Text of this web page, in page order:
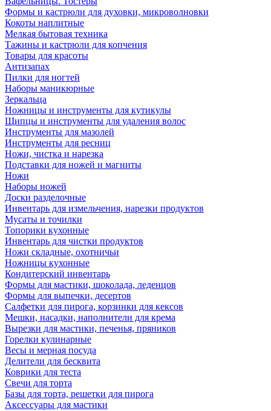
Формы и кастрюли для духовки, микроволновки
Кокоты наплитные
Мелкая бытовая техника
Тажины и кастрюли для копчения
Товары для красоты
Антизапах
Пилки для ногтей
Наборы маникюрные
Зеркальца
Ножницы и инструменты для кутикулы
Щипцы и инструменты для удаления волос
Инструменты для мазолей
Инструменты для ресниц
Ножи, чистка и нарезка
Подставки для ножей и магниты
Ножи
Наборы ножей
Доски разделочные
Инвентарь для измельчения, нарезки продуктов
Мусаты и точилки
Топорики кухонные
Инвентарь для чистки продуктов
Ножи складные, охотничьи
Ножницы кухонные
Кондитерский инвентарь
Формы для мастики, шоколада, леденцов
Формы для выпечки, десертов
Салфетки для пирога, корзинки для кексов
Мешки, насадки, наполнители для крема
Вырезки для мастики, печенья, пряников
Горелки кулинарные
Весы и мерная посуда
Делители для бесквита
Коврики для теста
Свечи для торта
Базы для торта, решетки для пирога
Аксессуары для мастики